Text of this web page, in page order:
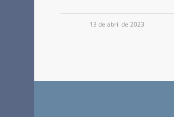
13 de abril de 2023